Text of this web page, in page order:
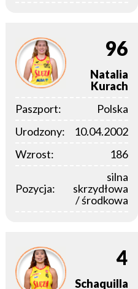
96
Natalia
Kurach
Paszport:
Polska
Urodzony:
10.04.2002
Wzrost:
186
Pozycja:
silna
skrzydłowa
/ środkowa
4
Schaquilla